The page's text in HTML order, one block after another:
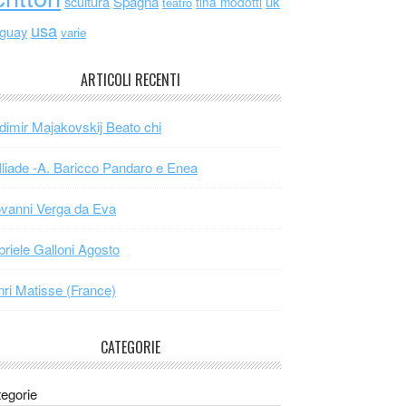
usa varie
ARTICOLI RECENTI
Majakovskij Beato chi
-A. Baricco Pandaro e Enea
Verga da Eva
Galloni Agosto
Matisse (France)
CATEGORIE